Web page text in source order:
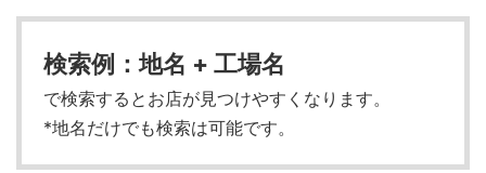
検索例：地名 + 工場名
で検索するとお店が見つけやすくなります。
*地名だけでも検索は可能です。